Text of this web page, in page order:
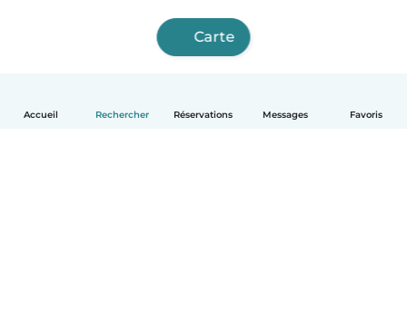
Accueil Rechercher Réservations Messages Favoris
Carte